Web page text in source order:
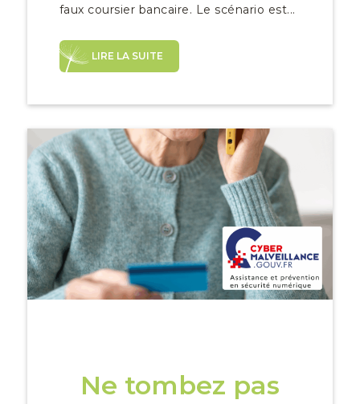
faux coursier bancaire. Le scénario est...
LIRE LA SUITE
Ne tombez pas